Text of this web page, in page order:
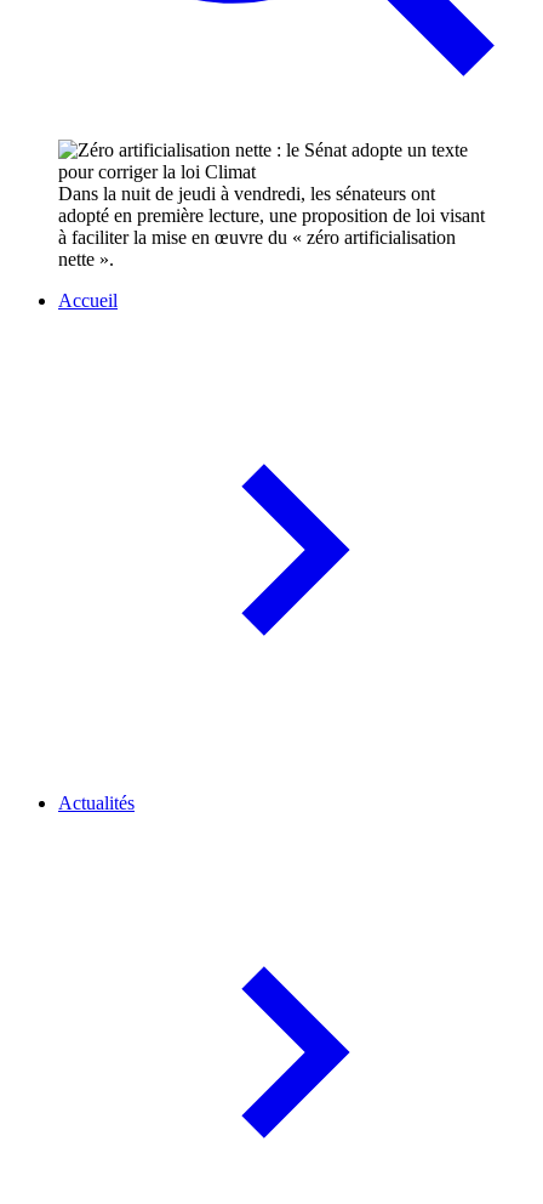
Dans la nuit de jeudi à vendredi, les sénateurs ont
adopté en première lecture, une proposition de loi visant
à faciliter la mise en œuvre du « zéro artificialisation
nette ».
Accueil
Actualités